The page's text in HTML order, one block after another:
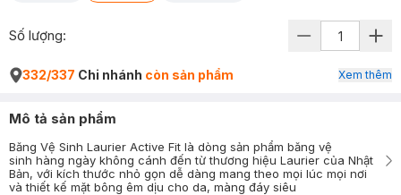
Số lượng:
332/337 Chi nhánh còn sản phẩm Xem thêm
Mô tả sản phẩm
Băng Vệ Sinh Laurier Active Fit là dòng sản phẩm băng vệ
sinh hàng ngày không cánh đến từ thương hiệu Laurier của Nhật
Bản, với kích thước nhỏ gọn dễ dàng mang theo mọi lúc mọi nơi
và thiết kế mặt bông êm dịu cho da, màng đáy siêu